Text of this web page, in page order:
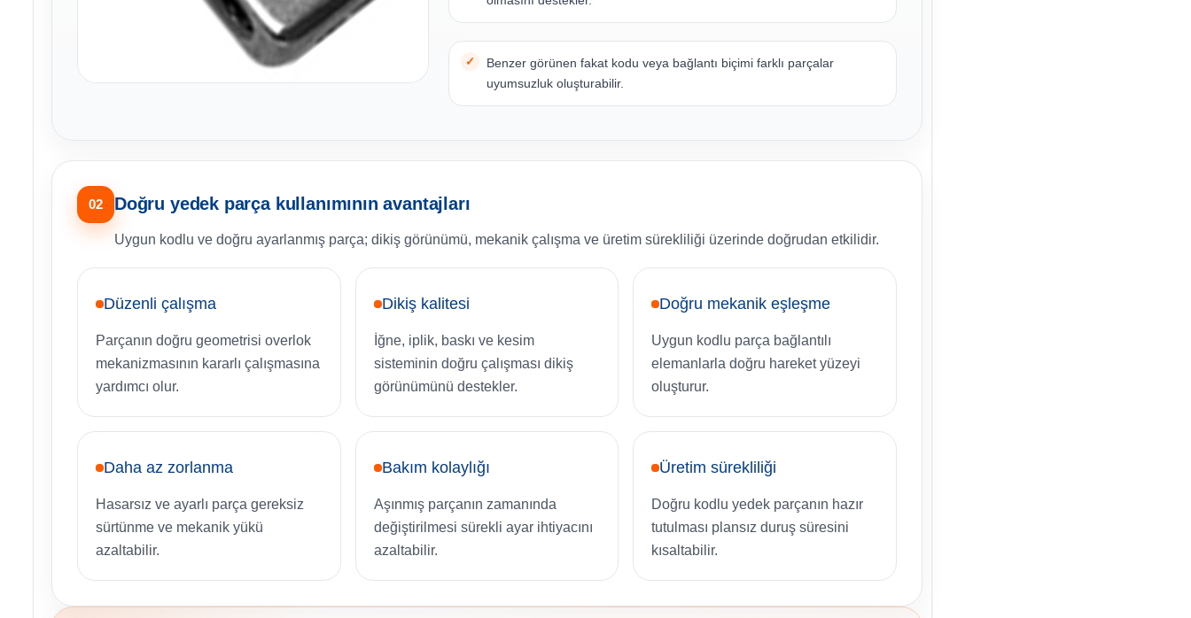
Benzer görünen fakat kodu veya bağlantı biçimi farklı parçalar
uyumsuzluk oluşturabilir.
02 Doğru yedek parça kullanımının avantajları
Uygun kodlu ve doğru ayarlanmış parça; dikiş görünümü, mekanik çalışma ve üretim sürekliliği üzerinde doğrudan etkilidir.
Düzenli çalışma
Parçanın doğru geometrisi overlok
mekanizmasının kararlı çalışmasına
yardımcı olur.
Dikiş kalitesi
İğne, iplik, baskı ve kesim
sisteminin doğru çalışması dikiş
görünümünü destekler.
Doğru mekanik eşleşme
Uygun kodlu parça bağlantılı
elemanlarla doğru hareket yüzeyi
oluşturur.
Daha az zorlanma
Hasarsız ve ayarlı parça gereksiz
sürtünme ve mekanik yükü
azaltabilir.
Bakım kolaylığı
Aşınmış parçanın zamanında
değiştirilmesi sürekli ayar ihtiyacını
azaltabilir.
Üretim sürekliliği
Doğru kodlu yedek parçanın hazır
tutulması plansız duruş süresini
kısaltabilir.